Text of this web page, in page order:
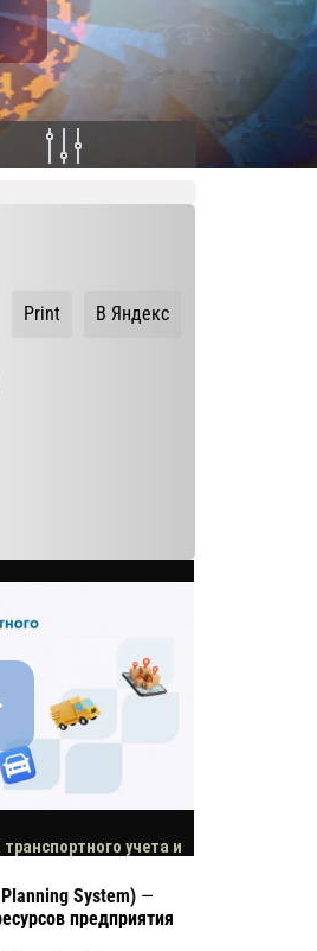
В Яндекс
Print
System) —
предприятия